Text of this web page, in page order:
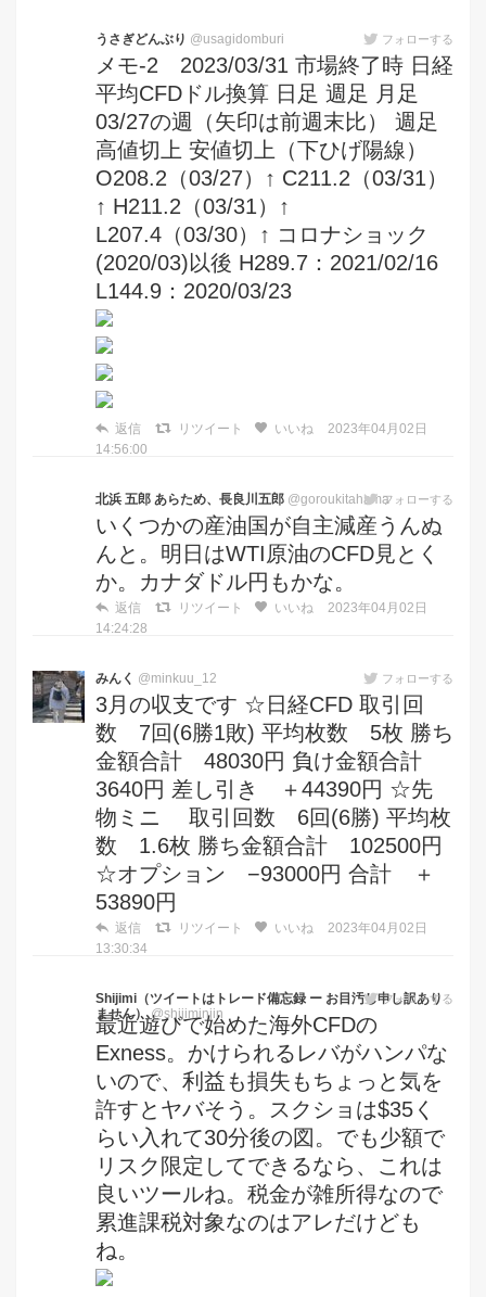
うさぎどんぶり @usagidomburi フォローする
メモ-2 2023/03/31 市場終了時 日経
平均CFDドル換算 日足 週足 月足
03/27の週（矢印は前週末比） 週足
高値切上 安値切上（下ひげ陽線）
O208.2（03/27）↑ C211.2（03/31）
↑ H211.2（03/31）↑
L207.4（03/30）↑ コロナショック
(2020/03)以後 H289.7：2021/02/16
L144.9：2020/03/23
返信 リツイート いいね
2023年04月02日
14:56:00
北浜 五郎 あらため、長良川五郎 @goroukitahamaフォローする
いくつかの産油国が自主減産うんぬ
んと。明日はWTI原油のCFD見とく
か。カナダドル円もかな。
返信 リツイート いいね
2023年04月02日
14:24:28
みんく @minkuu_12 フォローする
3月の収支です ☆日経CFD 取引回
数 7回(6勝1敗) 平均枚数 5枚 勝ち
金額合計 48030円 負け金額合計
3640円 差し引き ＋44390円 ☆先
物ミニ 取引回数 6回(6勝) 平均枚
数 1.6枚 勝ち金額合計 102500円
☆オプション −93000円 合計 ＋
53890円
返信 リツイート いいね
2023年04月02日
13:30:34
Shijimi（ツイートはトレード備忘録 ー お目汚し申し訳あり
ません） @shijiminjin
フォローする
最近遊びで始めた海外CFDの
Exness。かけられるレバがハンパな
いので、利益も損失もちょっと気を
許すとヤバそう。スクショは$35く
らい入れて30分後の図。でも少額で
リスク限定してできるなら、これは
良いツールね。税金が雑所得なので
累進課税対象なのはアレだけども
ね。